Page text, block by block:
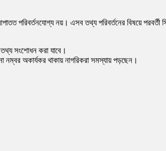
পরিবর্তনযোগ্য নয়। এসব তথ্য পরিবর্তনের বিষয়ে পরবর্তী
সংশোধন করা যাবে।
অকার্যকর থাকায় নাগরিকরা সমস্যায় পড়ছেন।